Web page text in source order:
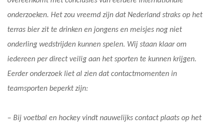
onderzoeken. Het zou vreemd zijn dat Nederland straks op het
terras bier zit te drinken en jongens en meisjes nog niet
onderling wedstrijden kunnen spelen. Wij staan klaar om
iedereen per direct veilig aan het sporten te kunnen krijgen.
Eerder onderzoek liet al zien dat contactmomenten in
teamsporten beperkt zijn:
– Bij voetbal en hockey vindt nauwelijks contact plaats op het